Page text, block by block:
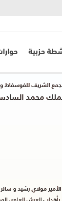
حزبية